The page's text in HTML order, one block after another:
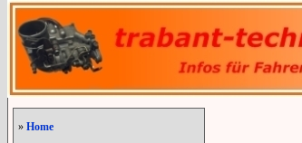
» Home